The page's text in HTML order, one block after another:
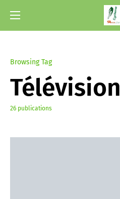
Browsing Tag
Télévision
26 publications